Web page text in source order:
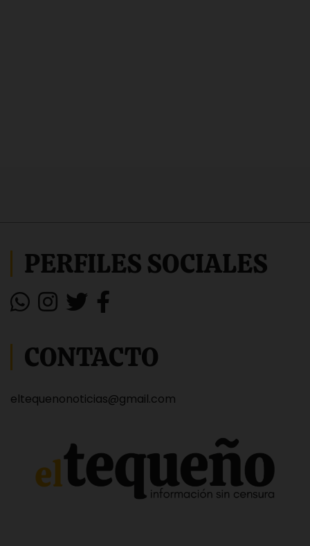
PERFILES SOCIALES
CONTACTO
eltequenonoticias@gmail.com